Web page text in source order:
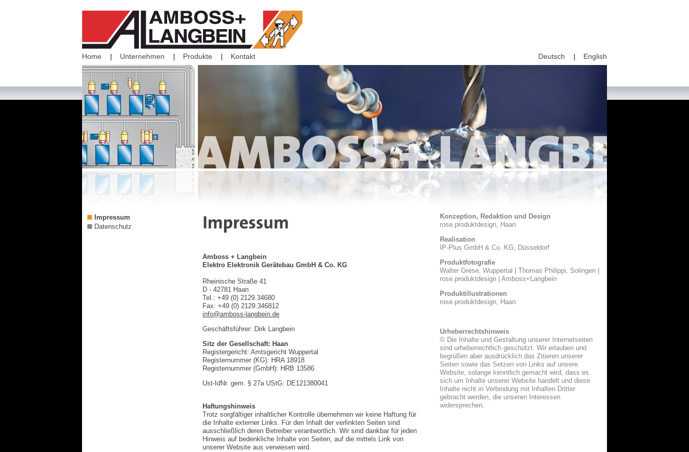
Home Unternehmen Produkte Kontakt Deutsch English
Impressum
Datenschutz
Amboss + Langbein
Elektro Elektronik Gerätebau GmbH & Co. KG
Rheinische Straße 41
D - 42781 Haan
Tel.: +49 (0) 2129.34680
Fax: +49 (0) 2129.346812
info@amboss-langbein.de
Geschäftsführer: Dirk Langbein
Sitz der Gesellschaft: Haan
Registergericht: Amtsgericht Wuppertal
Registernummer (KG): HRA 18918
Registernummer (GmbH): HRB 13586
Ust-IdNr. gem. § 27a UStG: DE121380041
Haftungshinweis
Trotz sorgfältiger inhaltlicher Kontrolle übernehmen wir keine Haftung für
die Inhalte externer Links. Für den Inhalt der verlinkten Seiten sind
ausschließlich deren Betreiber verantwortlich. Wir sind dankbar für jeden
Hinweis auf bedenkliche Inhalte von Seiten, auf die mittels Link von
unserer Website aus verwiesen wird.
Konzeption, Redaktion und Design
rose.produktdesign, Haan
Realisation
IP-Plus GmbH & Co. KG, Düsseldorf
Produktfotografie
Walter Grese, Wuppertal | Thomas Philippi, Solingen |
rose.produktdesign | Amboss+Langbein
Produktillustrationen
rose.produktdesign, Haan
Urheberrechtshinweis
© Die Inhalte und Gestaltung unserer Internetseiten
sind urheberrechtlich geschützt. Wir erlauben und
begrüßen aber ausdrücklich das Zitieren unserer
Seiten sowie das Setzen von Links auf unsere
Website, solange kenntlich gemacht wird, dass es
sich um Inhalte unserer Website handelt und diese
Inhalte nicht in Verbindung mit Inhalten Dritter
gebracht werden, die unseren Interessen
widersprechen.